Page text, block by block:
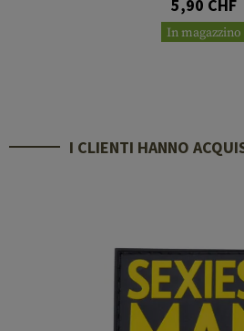
5,90 CHF
In magazzino
I CLIENTI HANNO